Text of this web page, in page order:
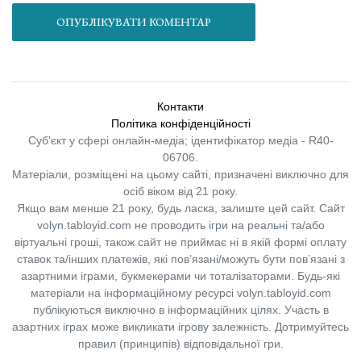
ОПУБЛІКУВАТИ КОМЕНТАР
Контакти
Політика конфіденційності
Суб'єкт у сфері онлайн-медіа; ідентифікатор медіа - R40-
06706.
Матеріали, розміщені на цьому сайті, призначені виключно для
осіб віком від 21 року.
Якщо вам менше 21 року, будь ласка, залиште цей сайт. Сайт
volyn.tabloyid.com не проводить ігри на реальні та/або
віртуальні гроші, також сайт не приймає ні в якій формі оплату
ставок та/інших платежів, які пов’язані/можуть бути пов’язані з
азартними іграми, букмекерами чи тоталізаторами. Будь-які
матеріали на інформаційному ресурсі volyn.tabloyid.com
публікуються виключно в інформаційних цілях. Участь в
азартних іграх може викликати ігрову залежність. Дотримуйтесь
правил (принципів) відповідальної гри.